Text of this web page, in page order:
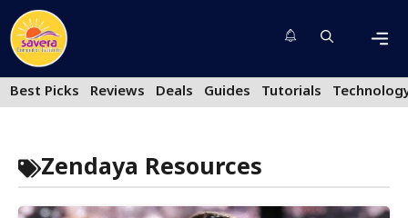
Skip
to
content
Best Picks
Reviews Deals Guides Tutorials
Zendaya Resources